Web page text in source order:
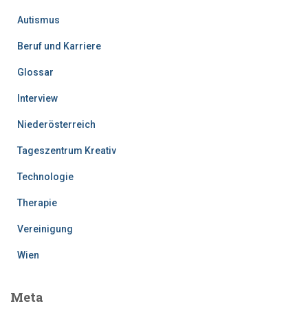
Autismus
Beruf und Karriere
Glossar
Interview
Niederösterreich
Tageszentrum Kreativ
Technologie
Therapie
Vereinigung
Wien
Meta